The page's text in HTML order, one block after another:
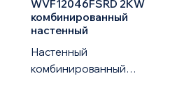
WVF12046FSRD 2KW
комбинированный
настенный
Настенный
комбинированный